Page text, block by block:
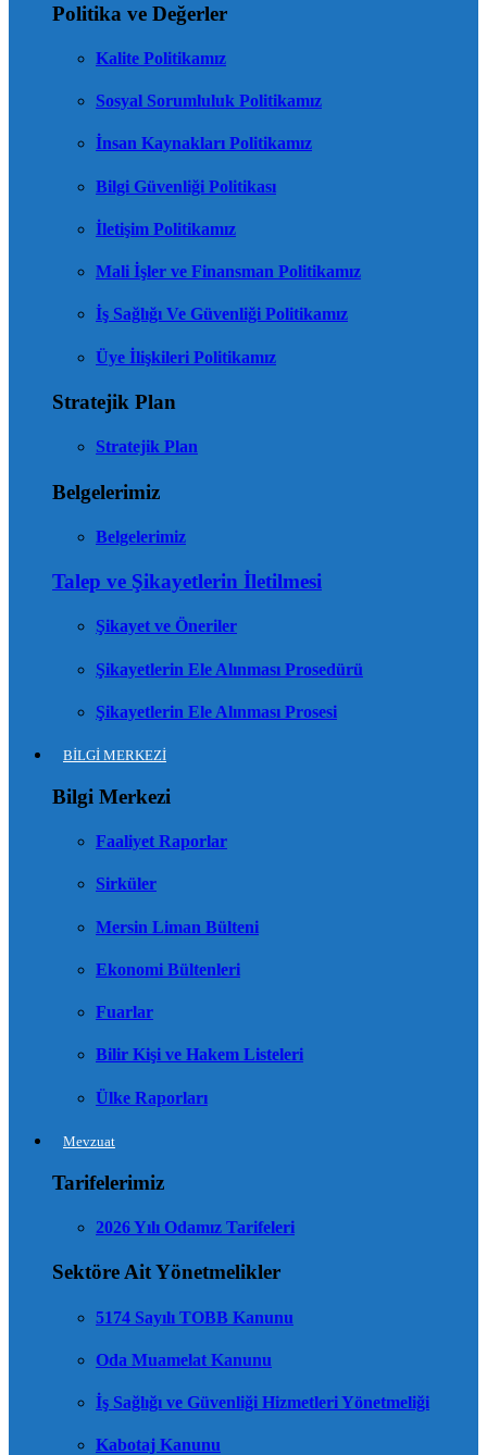
Politika ve Değerler
Kalite Politikamız
Sosyal Sorumluluk Politikamız
İnsan Kaynakları Politikamız
Bilgi Güvenliği Politikası
İletişim Politikamız
Mali İşler ve Finansman Politikamız
İş Sağlığı Ve Güvenliği Politikamız
Üye İlişkileri Politikamız
Stratejik Plan
Stratejik Plan
Belgelerimiz
Belgelerimiz
Talep ve Şikayetlerin İletilmesi
Şikayet ve Öneriler
Şikayetlerin Ele Alınması Prosedürü
Şikayetlerin Ele Alınması Prosesi
BİLGİ MERKEZİ
Bilgi Merkezi
Faaliyet Raporlar
Sirküler
Mersin Liman Bülteni
Ekonomi Bültenleri
Fuarlar
Bilir Kişi ve Hakem Listeleri
Ülke Raporları
Mevzuat
Tarifelerimiz
2026 Yılı Odamız Tarifeleri
Sektöre Ait Yönetmelikler
5174 Sayılı TOBB Kanunu
Oda Muamelat Kanunu
İş Sağlığı ve Güvenliği Hizmetleri Yönetmeliği
Kabotaj Kanunu